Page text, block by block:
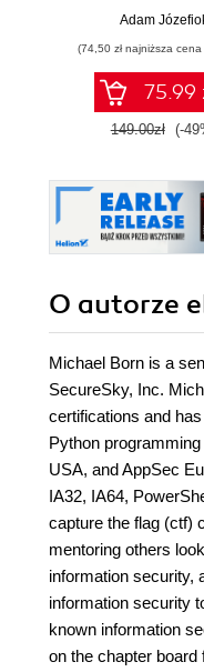
Adam
(74,50 zł najniższa
75.99
149.00zł (-
O autorze
Michael Born is a
SecureSky, Inc.
certifications and
Python
USA, and AppSec
IA32, IA64,
capture the flag (ctf)
mentoring others
information security,
information security
known information
on the chapter